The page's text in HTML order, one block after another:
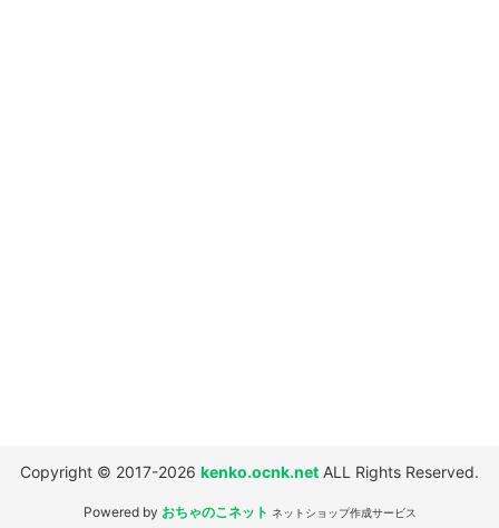
Copyright © 2017-2026 kenko.ocnk.net ALL Rights Reserved.
Powered by おちゃのこネット ネットショップ作成サービス